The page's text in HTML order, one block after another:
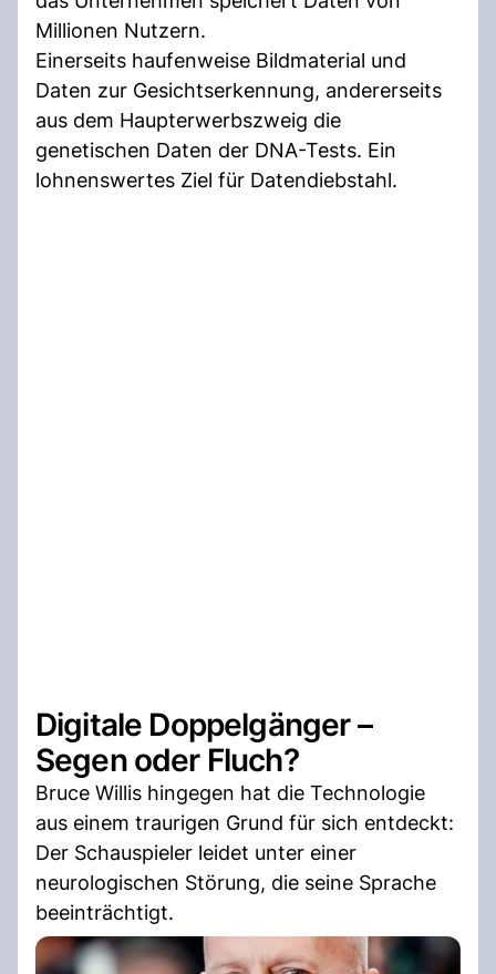
Millionen Nutzern.
Einerseits haufenweise Bildmaterial und
Daten zur Gesichtserkennung, andererseits
aus dem Haupterwerbszweig die
genetischen Daten der DNA-Tests. Ein
lohnenswertes Ziel für Datendiebstahl.
Digitale Doppelgänger –
Segen oder Fluch?
Bruce Willis hingegen hat die Technologie
aus einem traurigen Grund für sich entdeckt:
Der Schauspieler leidet unter einer
neurologischen Störung, die seine Sprache
beeinträchtigt.